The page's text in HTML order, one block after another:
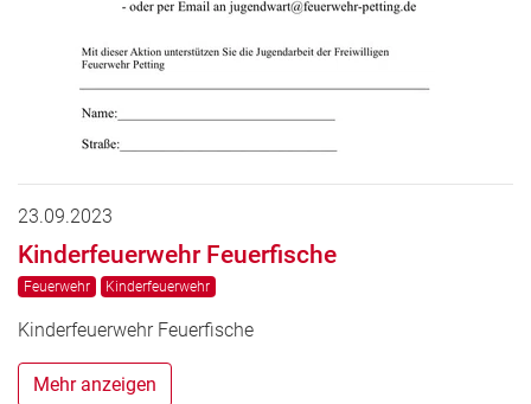
23.09.2023
Kinderfeuerwehr Feuerfische
Feuerwehr Kinderfeuerwehr
Kinderfeuerwehr Feuerfische
Mehr anzeigen